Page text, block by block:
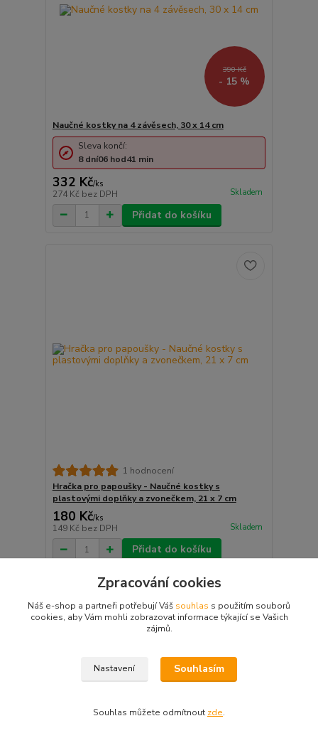
390 Kč
- 15 %
Naučné kostky na 4 závěsech, 30 x 14 cm
332 Kč/ks
274 Kč bez DPH Skladem
Sleva končí:
8 dní06 hod41 min
Přidat do košíku
1 hodnocení
Hračka pro papoušky - Naučné kostky s
plastovými doplňky a zvonečkem, 21 x 7 cm
180 Kč/ks
149 Kč bez DPH Skladem
Přidat do košíku
Zpracování cookies
Náš e-shop a partneři potřebují Váš souhlas s použitím souborů
cookies, aby Vám mohli zobrazovat informace týkající se Vašich
zájmů.
Nastavení Souhlasím
Souhlas můžete odmítnout zde.